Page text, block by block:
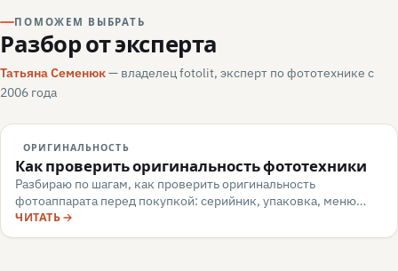
ПОМОЖЕМ ВЫБРАТЬ
Разбор от эксперта
Татьяна Семенюк— владелец fotolit, эксперт по фототехнике с
2006 года
ОРИГИНАЛЬНОСТЬ
Как проверить оригинальность фототехники
Разбираю по шагам, как проверить оригинальность
фотоаппарата перед покупкой: серийник, упаковка, меню
камеры, маркировка, документы — и какие красные флаги
говорят о подделке или сером импорте.
ЧИТАТЬ